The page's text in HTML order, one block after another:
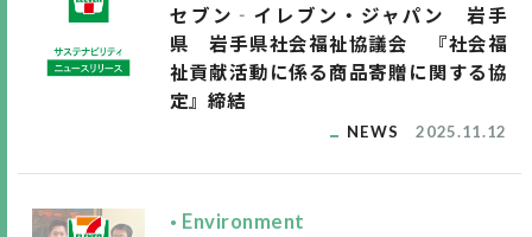
セブン‐イレブン・ジャパン 岩手
県 岩手県社会福祉協議会 『社会福
祉貢献活動に係る商品寄贈に関する協
定』締結
NEWS 2025.11.12
Environment